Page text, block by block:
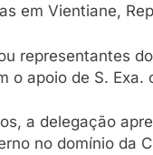
em Vientiane,
representantes
o apoio de S. Exa.
a delegação
no domínio da